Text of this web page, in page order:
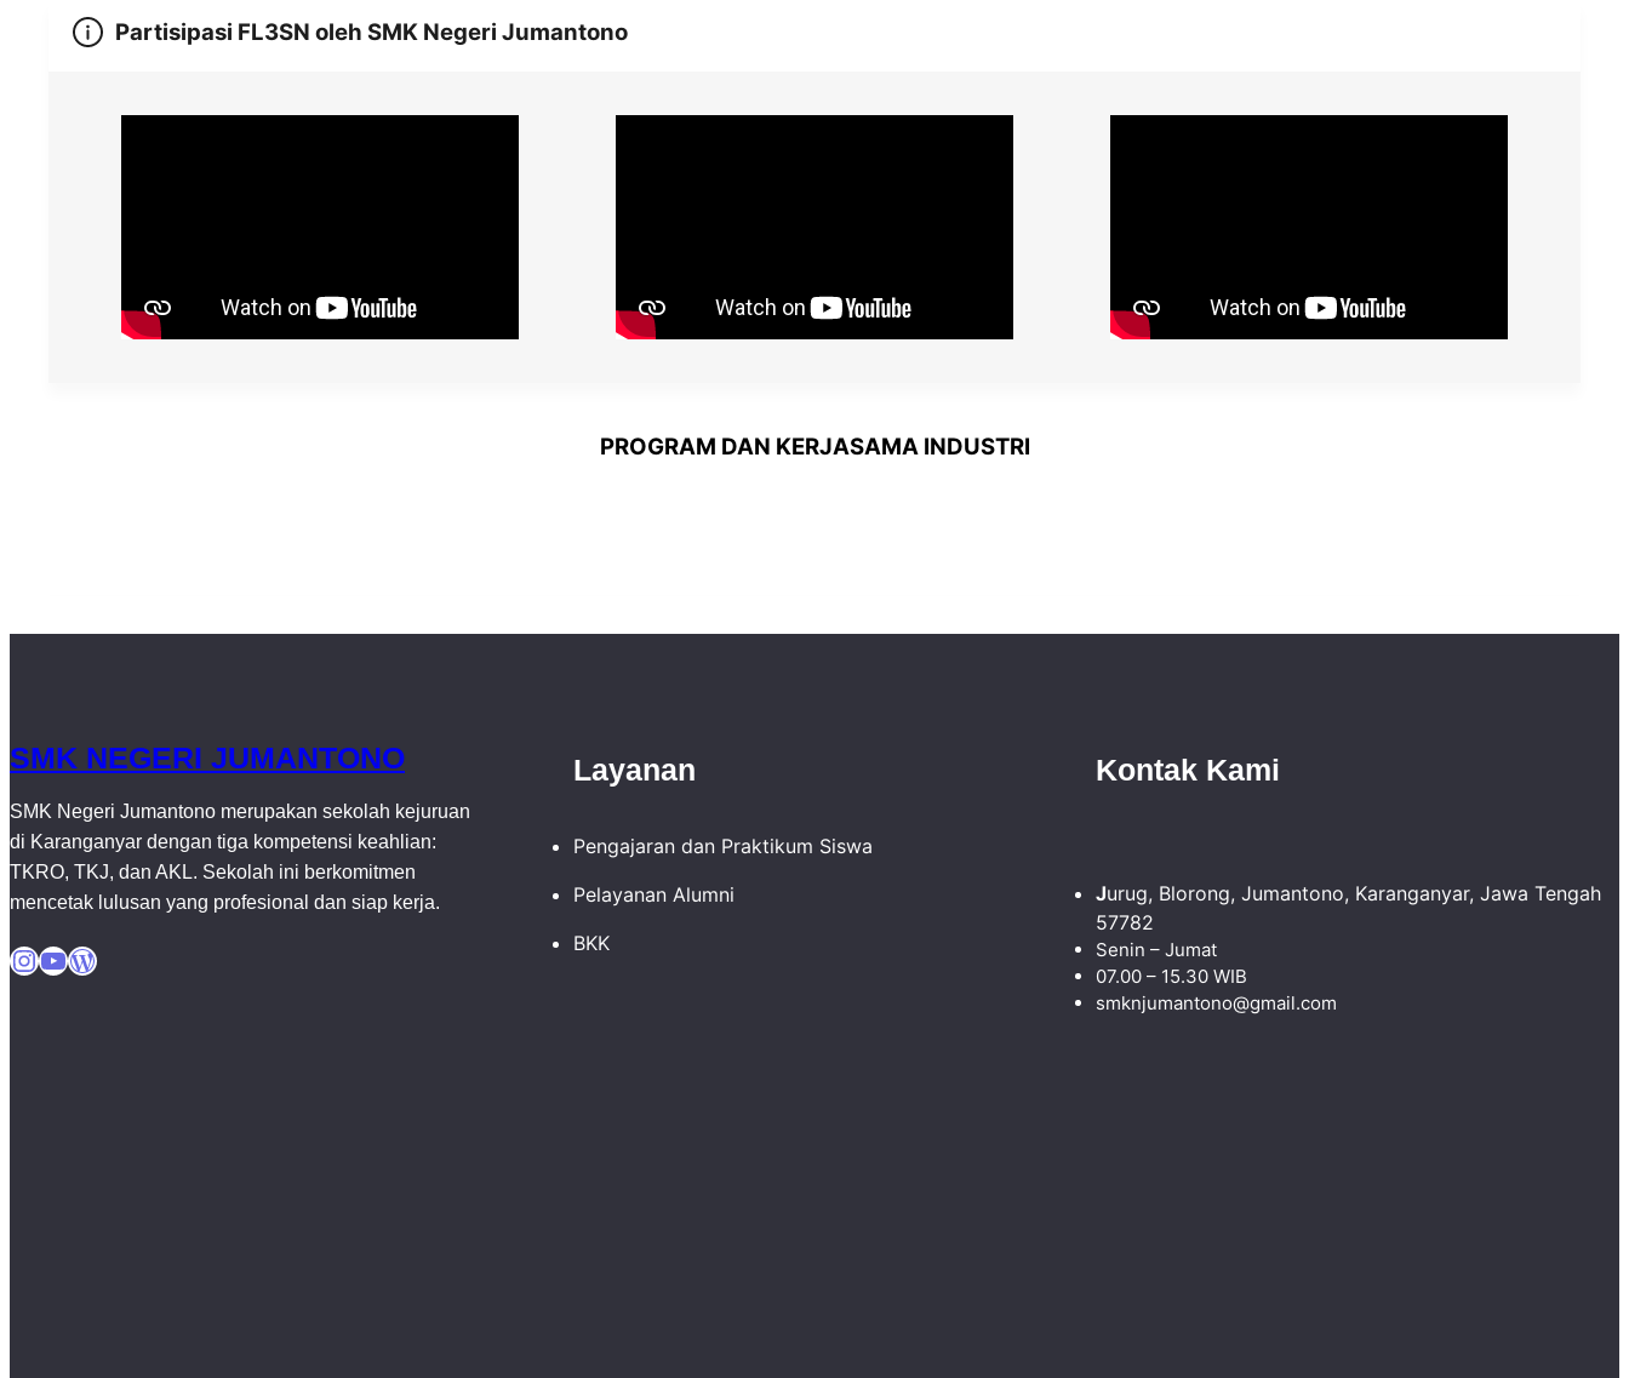
Partisipasi FL3SN oleh SMK Negeri Jumantono
PROGRAM DAN KERJASAMA INDUSTRI
SMK NEGERI JUMANTONO
SMK Negeri Jumantono merupakan sekolah kejuruan
di Karanganyar dengan tiga kompetensi keahlian:
TKRO, TKJ, dan AKL. Sekolah ini berkomitmen
mencetak lulusan yang profesional dan siap kerja.
InstagramYouTube WordPress
Layanan
Pengajaran dan Praktikum Siswa
Pelayanan Alumni
BKK
Kontak Kami
Jurug, Blorong, Jumantono, Karanganyar, Jawa Tengah
57782 ​
Senin – Jumat
07.00 – 15.30 WIB
smknjumantono@gmail.com